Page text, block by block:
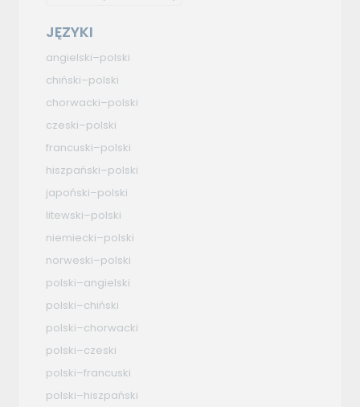
JĘZYKI
angielski–polski
chiński–polski
chorwacki–polski
czeski–polski
francuski–polski
hiszpański–polski
japoński–polski
litewski–polski
niemiecki–polski
norweski–polski
polski–angielski
polski–chiński
polski–chorwacki
polski–czeski
polski–francuski
polski–hiszpański